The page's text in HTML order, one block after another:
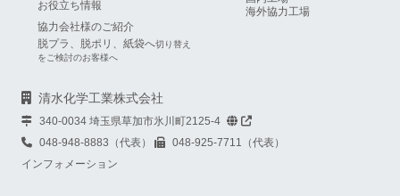
お役立ち情報
協力会社様のご紹介
脱プラ、脱ポリ、紙袋へ切り替え
をご検討のお客様へ
海外協力工場
清水化学工業株式会社
340-0034 埼玉県草加市氷川町2125-4
048-948-8883（代表）
048-925-7711（代表）
インフォメーション